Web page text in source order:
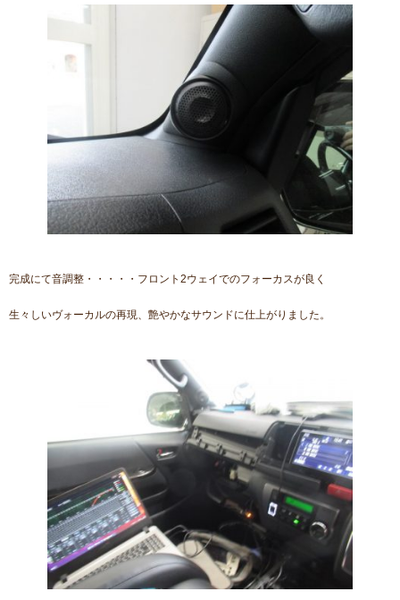
完成にて音調整・・・・・フロント2ウェイでのフォーカスが良く
生々しいヴォーカルの再現、艶やかなサウンドに仕上がりました。